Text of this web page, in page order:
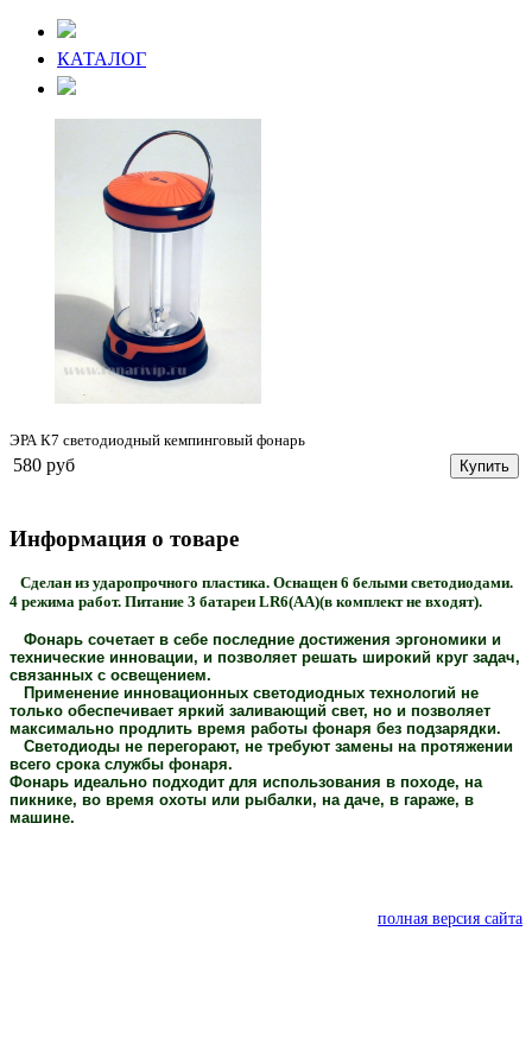
КАТАЛОГ
ЭРА К7 светодиодный кемпинговый фонарь
580 руб Купить
Информация о товаре
Сделан из ударопрочного пластика. Оснащен 6 белыми светодиодами.
4 режима работ. Питание 3 батареи LR6(AA)(в комплект не входят).
Фонарь сочетает в себе последние достижения эргономики и
технические инновации, и позволяет решать широкий круг задач,
связанных с освещением.
Применение инновационных светодиодных технологий не
только обеспечивает яркий заливающий свет, но и позволяет
максимально продлить время работы фонаря без подзарядки.
Светодиоды не перегорают, не требуют замены на протяжении
всего срока службы фонаря.
Фонарь идеально подходит для использования в походе, на
пикнике, во время охоты или рыбалки, на даче, в гараже, в
машине.
полная версия сайта